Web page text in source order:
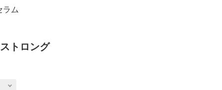
ラム
トロング